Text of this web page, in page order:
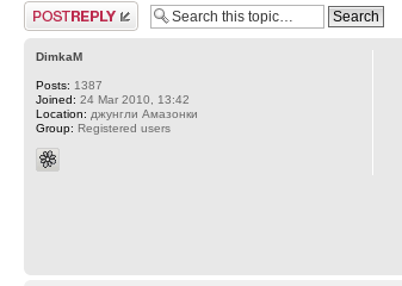
Post a reply
DimkaM
Posts: 1387
Joined: 24 Mar 2010, 13:42
Location: джунгли Амазонки
Group: Registered users